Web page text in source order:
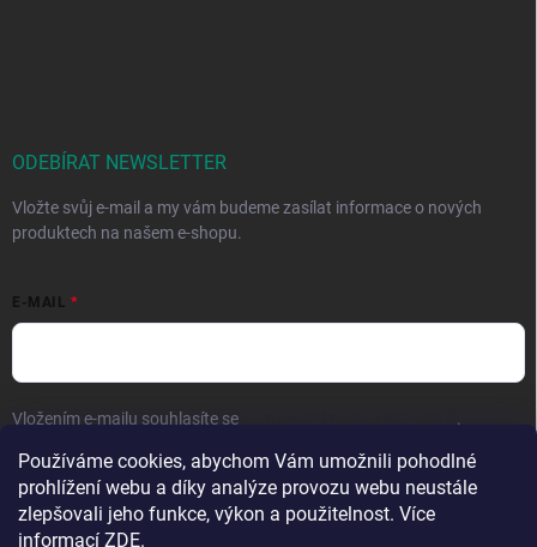
Používáme cookies, abychom Vám umožnili pohodlné
prohlížení webu a díky analýze provozu webu neustále
zlepšovali jeho funkce, výkon a použitelnost. Více
informací ZDE.
ODEBÍRAT NEWSLETTER
Vložte svůj e-mail a my vám budeme zasílat informace o nových
produktech na našem e-shopu.
E-MAIL
Vložením e-mailu souhlasíte se .
Přihlásit se